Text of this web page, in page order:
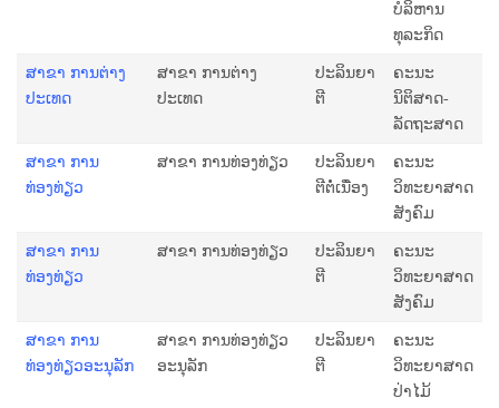
ບໍລິຫານ
ທຸລະກິດ
ສາຂາ ການຕ່າງ
ປະເທດ
ສາຂາ ການຕ່າງ
ປະເທດ
ປະລິນຍາ
ຕີ
ຄະນະ
ນິຕິສາດ-
ລັດຖະສາດ
ສາຂາ ການ
ທ່ອງທ່ຽວ
ສາຂາ ການທ່ອງທ່ຽວ
ປະລິນຍາ
ຕີຕໍ່ເນື່ອງ
ຄະນະ
ວິທະຍາສາດ
ສັງຄົມ
ສາຂາ ການ
ທ່ອງທ່ຽວ
ສາຂາ ການທ່ອງທ່ຽວ
ປະລິນຍາ
ຕີ
ຄະນະ
ວິທະຍາສາດ
ສັງຄົມ
ສາຂາ ການ
ທ່ອງທ່ຽວອະນຸລັກ
ສາຂາ ການທ່ອງທ່ຽວ
ອະນຸລັກ
ປະລິນຍາ
ຕີ
ຄະນະ
ວິທະຍາສາດ
ປ່າໄມ້